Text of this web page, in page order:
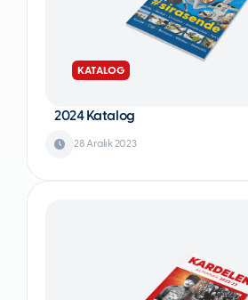
KATALOG
2024 Katalog
28 Aralık 2023